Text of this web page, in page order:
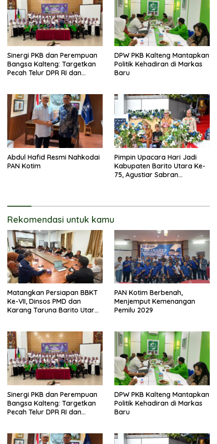
Sinergi PKB dan Perempuan
Bangsa Kalteng: Targetkan
Pecah Telur DPR RI dan
DPW PKB Kalteng Mantapkan
Politik Kehadiran di Markas
Baru
Abdul Hafid Resmi Nahkodai
PAN Kotim
Pimpin Upacara Hari Jadi
Kabupaten Barito Utara Ke-
75, Agustiar Sabran
Rekomendasi untuk kamu
Matangkan Persiapan BBKT
Ke-VII, Dinsos PMD dan
Karang Taruna Barito Utara
PAN Kotim Berbenah,
Menjemput Kemenangan
Pemilu 2029
Sinergi PKB dan Perempuan
Bangsa Kalteng: Targetkan
Pecah Telur DPR RI dan
DPW PKB Kalteng Mantapkan
Politik Kehadiran di Markas
Baru